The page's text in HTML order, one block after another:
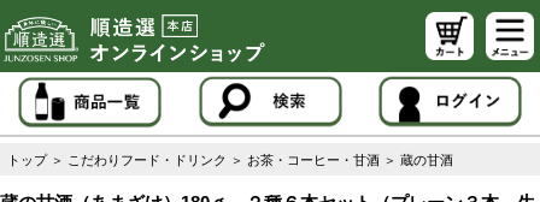
トップ ＞ こだわりフード・ドリンク ＞ お茶・コーヒー・甘酒 ＞ 蔵の甘酒